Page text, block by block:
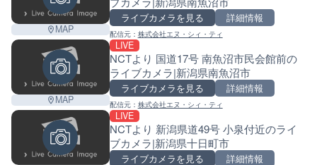
MAP
ライブカメラを見る 詳細情報
配信元： 株式会社エヌ・シィ・ティ
MAP
LIVE
NCTより 国道17号 南魚沼市民会館前の
ライブカメラ|新潟県南魚沼市
ライブカメラを見る 詳細情報
配信元： 株式会社エヌ・シィ・ティ
LIVE
NCTより 新潟県道49号 小泉付近のライ
ブカメラ|新潟県十日町市
ライブカメラを見る 詳細情報